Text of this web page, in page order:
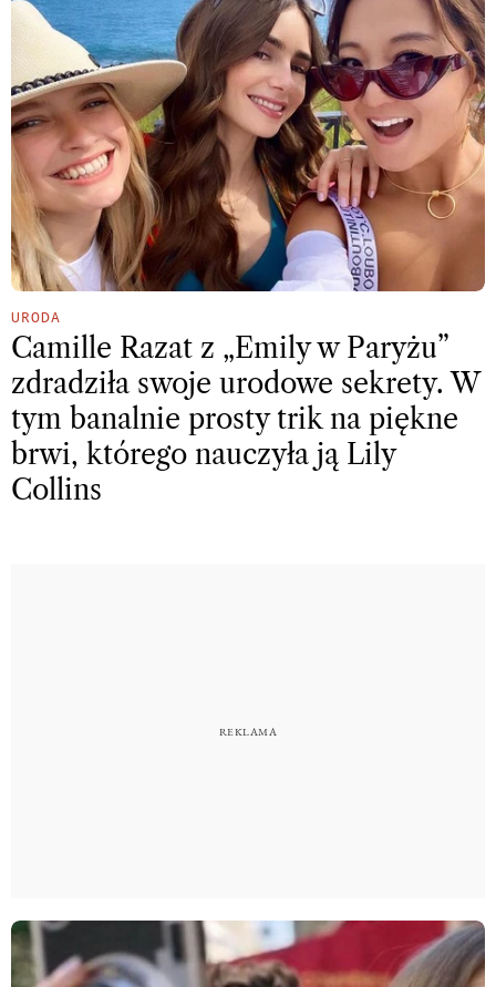
URODA
Camille Razat z „Emily w Paryżu”
zdradziła swoje urodowe sekrety. W
tym banalnie prosty trik na piękne
brwi, którego nauczyła ją Lily
Collins